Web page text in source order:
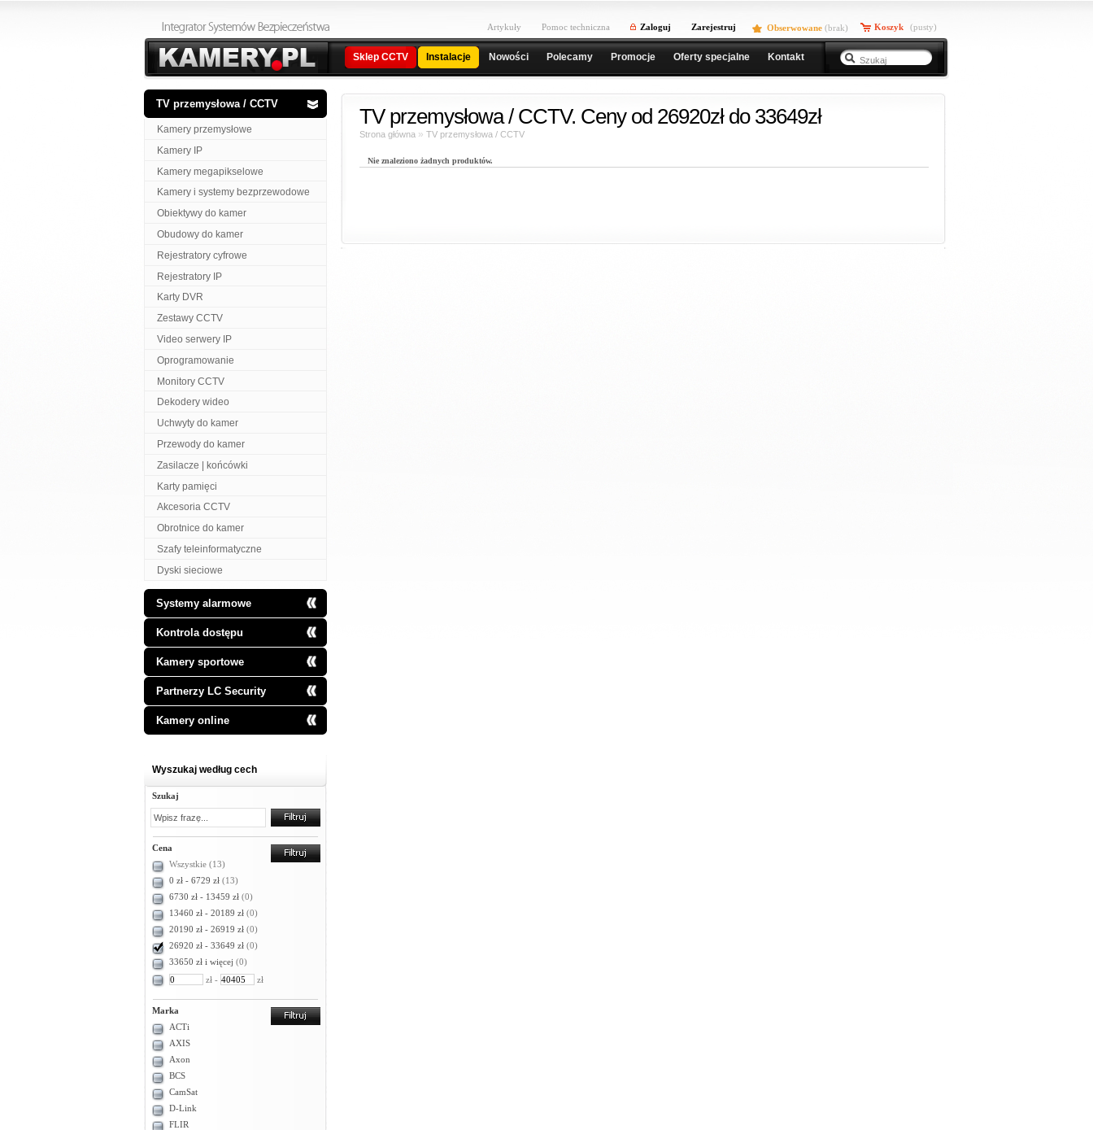
Artykuły Pomoc techniczna Zaloguj Zarejestruj Obserwowane (brak) Koszyk (pusty)
Sklep CCTV Instalacje Nowości Polecamy Promocje Oferty specjalne Kontakt
TV przemysłowa / CCTV
Kamery przemysłowe
Kamery IP
Kamery megapikselowe
Kamery i systemy bezprzewodowe
Obiektywy do kamer
Obudowy do kamer
Rejestratory cyfrowe
Rejestratory IP
Karty DVR
Zestawy CCTV
Video serwery IP
Oprogramowanie
Monitory CCTV
Dekodery wideo
Uchwyty do kamer
Przewody do kamer
Zasilacze | końcówki
Karty pamięci
Akcesoria CCTV
Obrotnice do kamer
Szafy teleinformatyczne
Dyski sieciowe
Systemy alarmowe
Kontrola dostępu
Kamery sportowe
Partnerzy LC Security
Kamery online
Wyszukaj według cech
Szukaj
Cena
Wszystkie (13)
0 zł - 6729 zł (13)
6730 zł - 13459 zł (0)
13460 zł - 20189 zł (0)
20190 zł - 26919 zł (0)
26920 zł - 33649 zł (0)
33650 zł i więcej (0)
zł -
zł
Marka
ACTi
AXIS
Axon
BCS
CamSat
D-Link
FLIR
TV przemysłowa / CCTV. Ceny od 26920zł do 33649zł
Strona główna » TV przemysłowa / CCTV
Nie znaleziono żadnych produktów.